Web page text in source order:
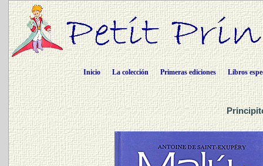
Inicio La colección Primeras ediciones Libros